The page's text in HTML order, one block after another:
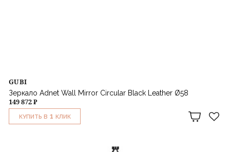
GUBI
Зеркало Adnet Wall Mirror Circular Black Leather Ø58
149 872 ₽
КУПИТЬ В 1 КЛИК